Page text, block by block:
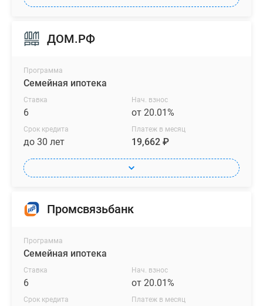
ДОМ.РФ
Программа
Семейная ипотека
Ставка
6
Нач. взнос
от 20.01%
Срок кредита
до 30 лет
Платеж в месяц
19,662 ₽
Промсвязьбанк
Программа
Семейная ипотека
Ставка
6
Нач. взнос
от 20.01%
Срок кредита Платеж в месяц